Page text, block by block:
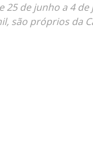
25 de junho a 4
são próprios da